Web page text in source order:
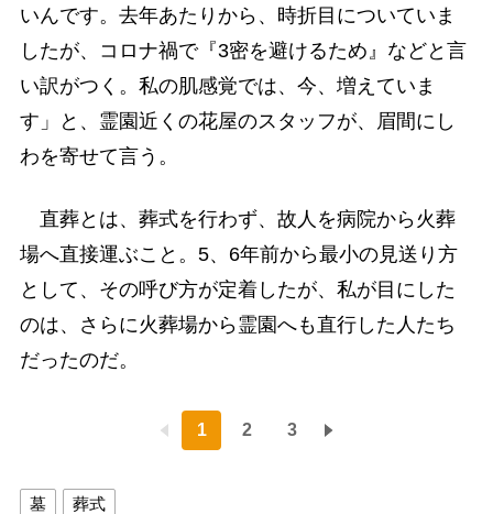
いんです。去年あたりから、時折目についていま
したが、コロナ禍で『3密を避けるため』などと言
い訳がつく。私の肌感覚では、今、増えていま
す」と、霊園近くの花屋のスタッフが、眉間にし
わを寄せて言う。
直葬とは、葬式を行わず、故人を病院から火葬
場へ直接運ぶこと。5、6年前から最小の見送り方
として、その呼び方が定着したが、私が目にした
のは、さらに火葬場から霊園へも直行した人たち
だったのだ。
1 2 3
墓 葬式